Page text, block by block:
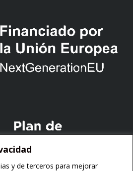
y de terceros para mejorar